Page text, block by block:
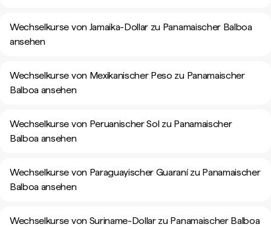
Wechselkurse von Jamaika-Dollar zu Panamaischer Balboa
ansehen
Wechselkurse von Mexikanischer Peso zu Panamaischer
Balboa ansehen
Wechselkurse von Peruanischer Sol zu Panamaischer
Balboa ansehen
Wechselkurse von Paraguayischer Guaraní zu Panamaischer
Balboa ansehen
Wechselkurse von Suriname-Dollar zu Panamaischer Balboa